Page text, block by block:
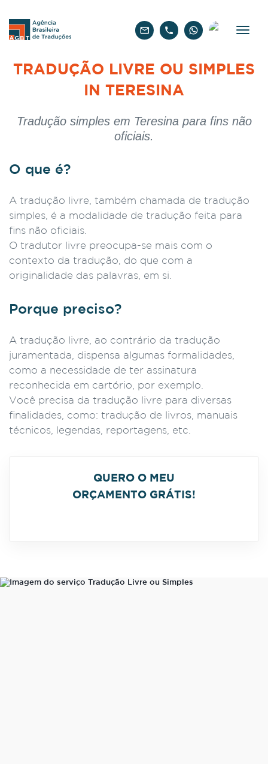
TRADUÇÃO LIVRE OU SIMPLES
IN TERESINA
Tradução simples em Teresina para fins não
oficiais.
O que é?
A tradução livre, também chamada de tradução
simples, é a modalidade de tradução feita para
fins não oficiais.
O tradutor livre preocupa-se mais com o
contexto da tradução, do que com a
originalidade das palavras, em si.
Porque preciso?
A tradução livre, ao contrário da tradução
juramentada, dispensa algumas formalidades,
como a necessidade de ter assinatura
reconhecida em cartório, por exemplo.
Você precisa da tradução livre para diversas
finalidades, como: tradução de livros, manuais
técnicos, legendas, reportagens, etc.
QUERO O MEU
ORÇAMENTO GRÁTIS!